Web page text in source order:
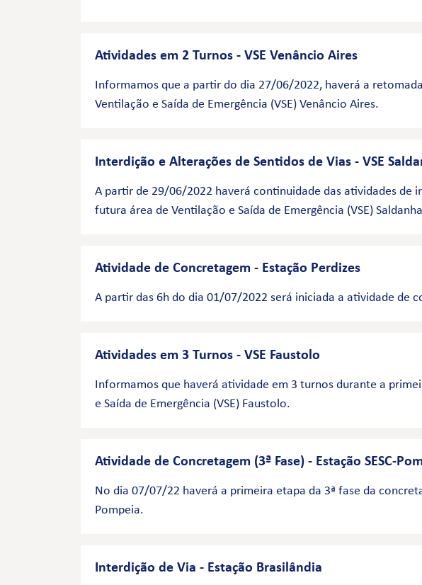
Atividades em 2 Turnos - VSE Venâncio Aires
Informamos que a partir do dia 27/06/2022, haverá a
Ventilação e Saída de Emergência (VSE) Venâncio Aires.
Interdição e Alterações de Sentidos de Vias - VSE
A partir de 29/06/2022 haverá continuidade das atividades de
futura área de Ventilação e Saída de Emergência (VSE)
Atividade de Concretagem - Estação Perdizes
A partir das 6h do dia 01/07/2022 será iniciada a atividade de
Atividades em 3 Turnos - VSE Faustolo
Informamos que haverá atividade em 3 turnos durante a
e Saída de Emergência (VSE) Faustolo.
Atividade de Concretagem (3ª Fase) - Estação SESC-
No dia 07/07/22 haverá a primeira etapa da 3ª fase da
Pompeia.
Interdição de Via - Estação Brasilândia